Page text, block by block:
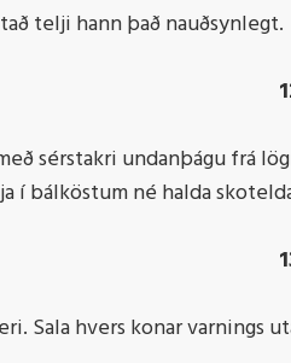
telji hann það nauðsynlegt.
sérstakri undanþágu frá
í bálköstum né halda
Sala hvers konar